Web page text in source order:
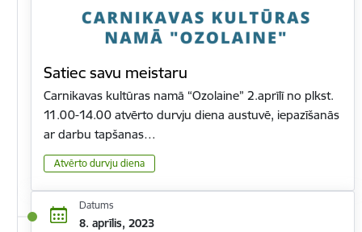
Satiec savu meistaru
Carnikavas kultūras namā “Ozolaine” 2.aprīlī no plkst.
11.00-14.00 atvērto durvju diena austuvē, iepazīšanās
ar darbu tapšanas…
Atvērto durvju diena
Datums
8. aprīlis, 2023